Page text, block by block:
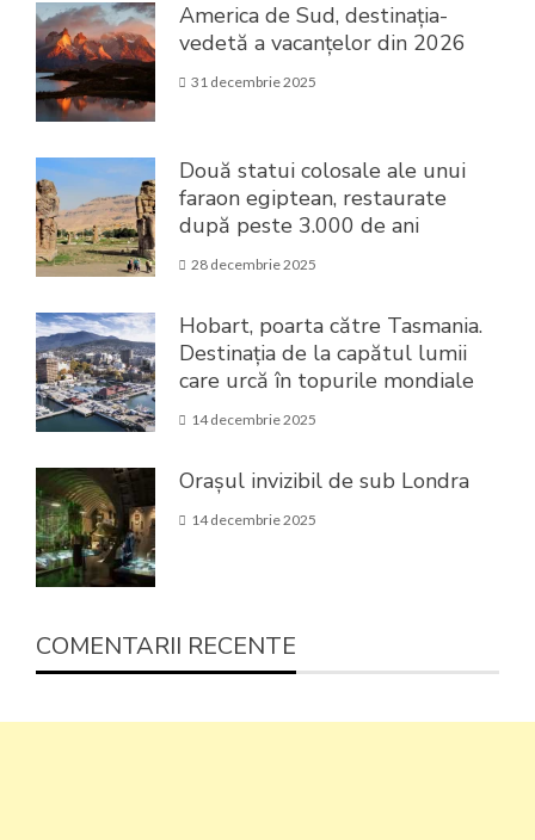
America de Sud, destinația-
vedetă a vacanțelor din 2026
31 decembrie 2025
Două statui colosale ale unui
faraon egiptean, restaurate
după peste 3.000 de ani
28 decembrie 2025
Hobart, poarta către Tasmania.
Destinația de la capătul lumii
care urcă în topurile mondiale
14 decembrie 2025
Orașul invizibil de sub Londra
14 decembrie 2025
COMENTARII RECENTE